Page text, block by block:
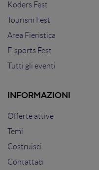
Koders Fest
Tourism Fest
Area Fieristica
E-sports Fest
Tutti gli eventi
INFORMAZIONI
Offerte attive
Temi
Costruisci
Contattaci